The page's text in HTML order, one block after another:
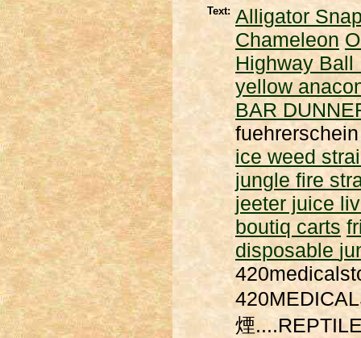
Text: Alligator
Chameleon
Highway Ball
yellow
BAR
ice weed
jungle fire
jeeter juice
boutiq carts
disposable
煙